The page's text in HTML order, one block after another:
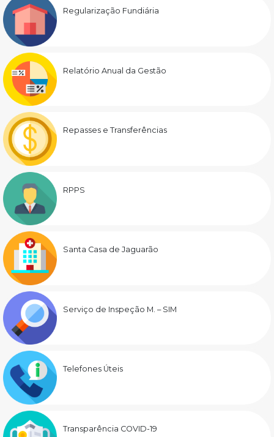
Regularização Fundiária
Relatório Anual da Gestão
Repasses e Transferências
RPPS
Santa Casa de Jaguarão
Serviço de Inspeção M. – SIM
Telefones Úteis
Transparência COVID-19